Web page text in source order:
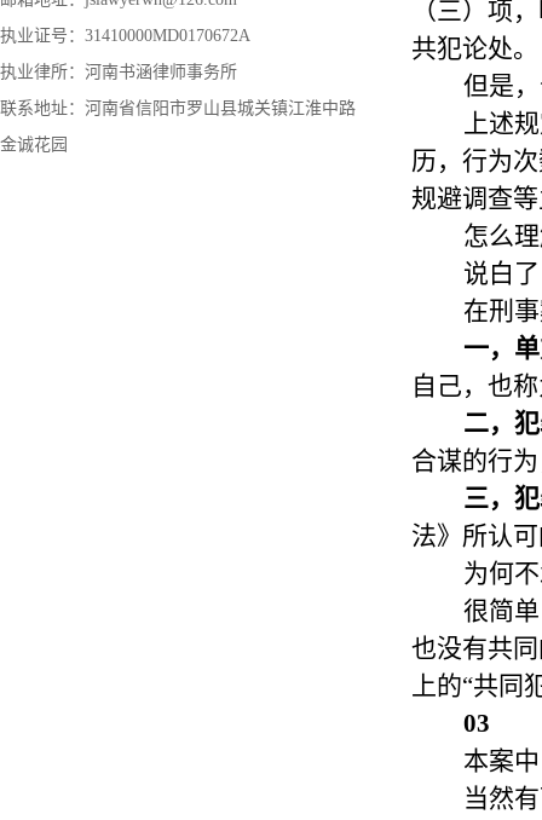
执业证号：31410000MD0170672A
执业律所：河南书涵律师事务所
联系地址：河南省信阳市罗山县城关镇江淮中路
金诚花园
（三）项
共犯论处。
但是，
上述
历，行为
规避调查
怎么
说白
在刑
一，
自己，也
二，
合谋的行
三，
法》所认
为何
很简
也没有共
上的“共同
03
本案
当然